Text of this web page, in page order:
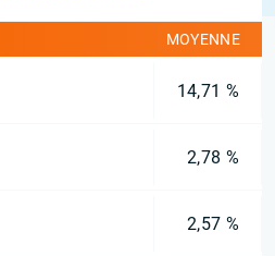
MOYENNE
14,71 %
2,78 %
2,57 %